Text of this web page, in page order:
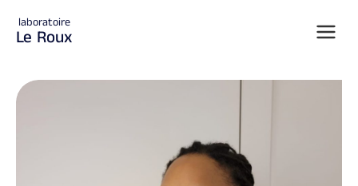
laboratoire
Le Roux